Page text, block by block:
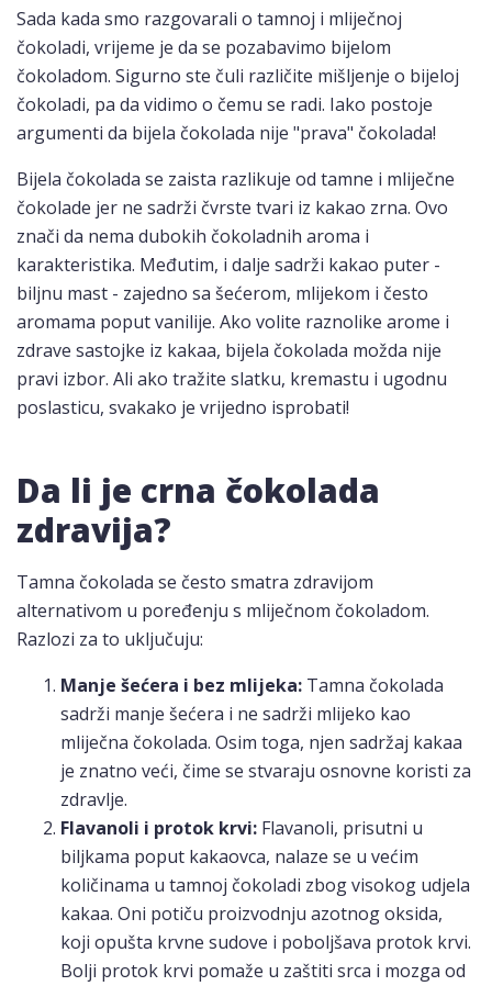
Sada kada smo razgovarali o tamnoj i mliječnoj
čokoladi, vrijeme je da se pozabavimo bijelom
čokoladom. Sigurno ste čuli različite mišljenje o bijeloj
čokoladi, pa da vidimo o čemu se radi. Iako postoje
argumenti da bijela čokolada nije "prava" čokolada!
Bijela čokolada se zaista razlikuje od tamne i mliječne
čokolade jer ne sadrži čvrste tvari iz kakao zrna. Ovo
znači da nema dubokih čokoladnih aroma i
karakteristika. Međutim, i dalje sadrži kakao puter -
biljnu mast - zajedno sa šećerom, mlijekom i često
aromama poput vanilije. Ako volite raznolike arome i
zdrave sastojke iz kakaa, bijela čokolada možda nije
pravi izbor. Ali ako tražite slatku, kremastu i ugodnu
poslasticu, svakako je vrijedno isprobati!
Da li je crna čokolada
zdravija?
Tamna čokolada se često smatra zdravijom
alternativom u poređenju s mliječnom čokoladom.
Razlozi za to uključuju:
Manje šećera i bez mlijeka: Tamna čokolada
sadrži manje šećera i ne sadrži mlijeko kao
mliječna čokolada. Osim toga, njen sadržaj kakaa
je znatno veći, čime se stvaraju osnovne koristi za
zdravlje.
Flavanoli i protok krvi: Flavanoli, prisutni u
biljkama poput kakaovca, nalaze se u većim
količinama u tamnoj čokoladi zbog visokog udjela
kakaa. Oni potiču proizvodnju azotnog oksida,
koji opušta krvne sudove i poboljšava protok krvi.
Bolji protok krvi pomaže u zaštiti srca i mozga od